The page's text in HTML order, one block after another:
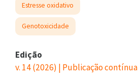
Estresse oxidativo
Genotoxicidade
Edição
v. 14 (2026) | Publicação contínua